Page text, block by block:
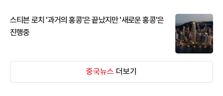
스티븐 로치 '과거의 홍콩'은 끝났지만 '새로운 홍콩'은
진행중
중국뉴스 더보기